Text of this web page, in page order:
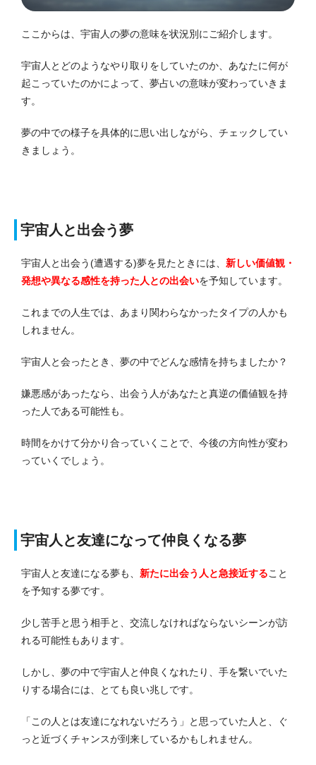
ここからは、宇宙人の夢の意味を状況別にご紹介します。
宇宙人とどのようなやり取りをしていたのか、あなたに何が
起こっていたのかによって、夢占いの意味が変わっていきま
す。
夢の中での様子を具体的に思い出しながら、チェックしてい
きましょう。
宇宙人と出会う夢
宇宙人と出会う(遭遇する)夢を見たときには、 新しい価値観・
発想や異なる感性を持った人との出会いを予知しています。
これまでの人生では、あまり関わらなかったタイプの人かも
しれません。
宇宙人と会ったとき、夢の中でどんな感情を持ちましたか？
嫌悪感があったなら、出会う人があなたと真逆の価値観を持
った人である可能性も。
時間をかけて分かり合っていくことで、今後の方向性が変わ
っていくでしょう。
宇宙人と友達になって仲良くなる夢
宇宙人と友達になる夢も、 新たに出会う人と急接近すること
を予知する夢です。
少し苦手と思う相手と、交流しなければならないシーンが訪
れる可能性もあります。
しかし、夢の中で宇宙人と仲良くなれたり、手を繋いでいた
りする場合には、とても良い兆しです。
「この人とは友達になれないだろう」と思っていた人と、ぐ
っと近づくチャンスが到来しているかもしれません。